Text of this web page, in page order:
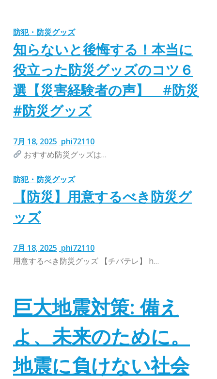
防犯・防災グッズ
知らないと後悔する！本当に
役立った防災グッズのコツ６
選【災害経験者の声】 #防災
#防災グッズ
7月 18, 2025 phi72110
おすすめ防災グッズは…
防犯・防災グッズ
【防災】用意するべき防災グ
ッズ
7月 18, 2025 phi72110
用意するべき防災グッズ 【チバテレ】 h…
巨大地震対策: 備え
よ、未来のために。
地震に負けない社会